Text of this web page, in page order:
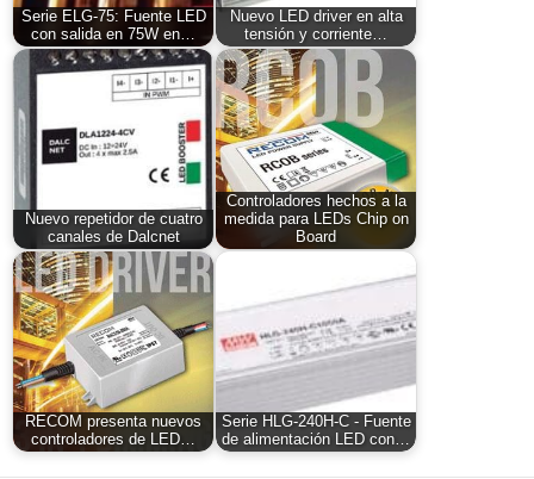
Serie ELG-75: Fuente LED
con salida en 75W en…
Nuevo LED driver en alta
tensión y corriente…
Nuevo repetidor de cuatro
canales de Dalcnet
Controladores hechos a la
medida para LEDs Chip on
Board
RECOM presenta nuevos
controladores de LED…
Serie HLG-240H-C - Fuente
de alimentación LED con…